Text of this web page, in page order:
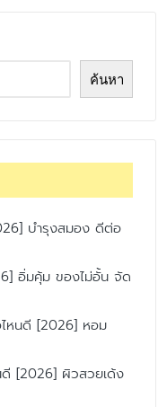
ค้นหา
บำรุงสมอง ดีต่อ
อิ่มคุ้ม ของไม่อั้น จัด
หนดี [2026] หอม
ดี [2026] ผิวสวยเด้ง